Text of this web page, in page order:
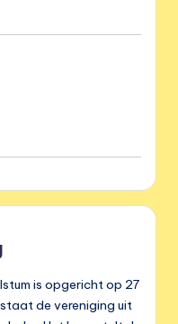
is opgericht op 27
de vereniging uit